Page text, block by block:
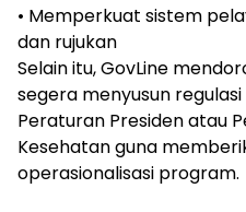
• Memperkuat sistem
dan rujukan
Selain itu, GovLine
segera menyusun
Peraturan Presiden atau
Kesehatan guna
operasionalisasi program.